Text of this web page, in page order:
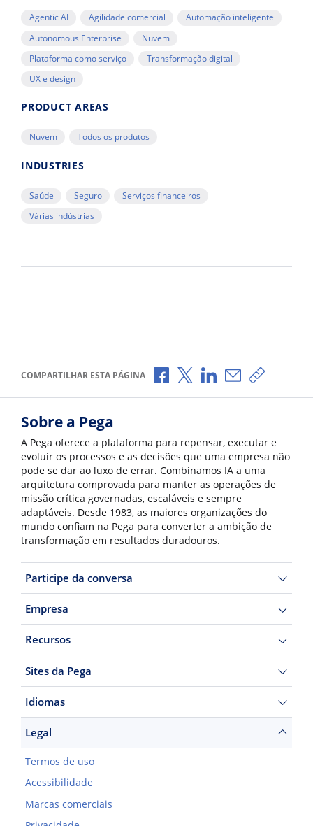
Agentic AI Agilidade comercial
Automação inteligente
Autonomous Enterprise
Nuvem
Plataforma como serviço
Transformação digital
UX e design
PRODUCT AREAS
Nuvem Todos os produtos
INDUSTRIES
Saúde Seguro
Serviços financeiros
Várias indústrias
COMPARTILHAR ESTA PÁGINA Compartilhar no Facebook
Compartilhar no X
Compartilhar no
Compartilhar
Copiar
Sobre a Pega
A Pega oferece a plataforma para repensar, executar e
evoluir os processos e as decisões que uma empresa não
pode se dar ao luxo de errar. Combinamos IA a uma
arquitetura comprovada para manter as operações de
missão crítica governadas, escaláveis e sempre
adaptáveis. Desde 1983, as maiores organizações do
mundo confiam na Pega para converter a ambição de
transformação em resultados duradouros.
Participe da conversa
Empresa
Recursos
Sites da Pega
Idiomas
Legal
Termos de uso
Acessibilidade
Marcas comerciais